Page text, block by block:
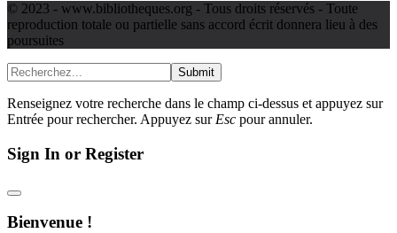
© 2023 - www.bibliotheques.org - Tous droits réservés - Toute
reproduction totale ou partielle sans accord écrit donnera lieu à des
poursuites
Submit
Renseignez votre recherche dans le champ ci-dessus et appuyez sur
Entrée pour rechercher. Appuyez sur Esc pour annuler.
Sign In or Register
Bienvenue !